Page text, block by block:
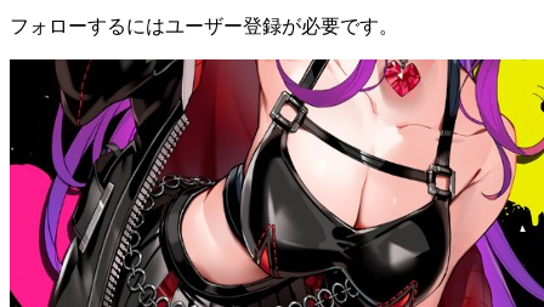
フォローするにはユーザー登録が必要です。